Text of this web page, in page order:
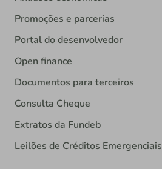
Promoções e parcerias
Portal do desenvolvedor
Open finance
Documentos para terceiros
Consulta Cheque
Extratos da Fundeb
Leilões de Créditos Emergenciais